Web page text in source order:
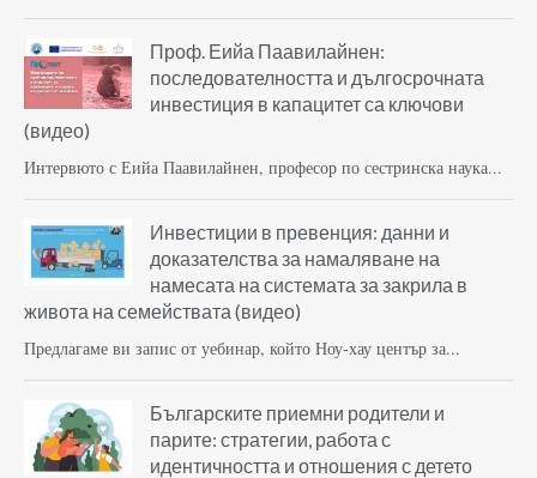
Проф. Еийа Паавилайнен:
последователността и дългосрочната
инвестиция в капацитет са ключови
(видео)
Интервюто с Еийа Паавилайнен, професор по сестринска наука...
Инвестиции в превенция: данни и
доказателства за намаляване на
намесата на системата за закрила в
живота на семействата (видео)
Предлагаме ви запис от уебинар, който Ноу-хау център за...
Българските приемни родители и
парите: стратегии, работа с
идентичността и отношения с детето